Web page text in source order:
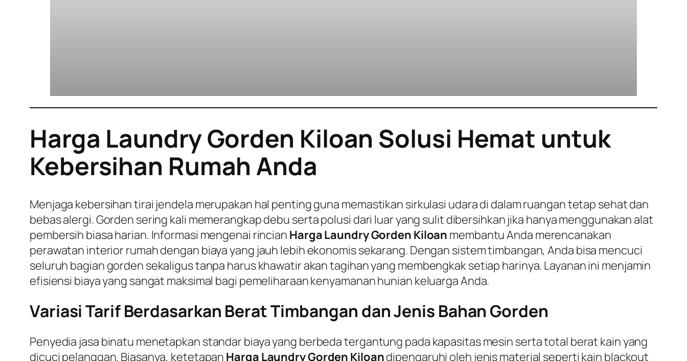
Harga Laundry Gorden Kiloan Solusi Hemat untuk
Kebersihan Rumah Anda
Menjaga kebersihan tirai jendela merupakan hal penting guna memastikan sirkulasi udara di dalam ruangan tetap sehat dan
bebas alergi. Gorden sering kali memerangkap debu serta polusi dari luar yang sulit dibersihkan jika hanya menggunakan alat
pembersih biasa harian. Informasi mengenai rincian Harga Laundry Gorden Kiloan membantu Anda merencanakan
perawatan interior rumah dengan biaya yang jauh lebih ekonomis sekarang. Dengan sistem timbangan, Anda bisa mencuci
seluruh bagian gorden sekaligus tanpa harus khawatir akan tagihan yang membengkak setiap harinya. Layanan ini menjamin
efisiensi biaya yang sangat maksimal bagi pemeliharaan kenyamanan hunian keluarga Anda.
Variasi Tarif Berdasarkan Berat Timbangan dan Jenis Bahan Gorden
Penyedia jasa binatu menetapkan standar biaya yang berbeda tergantung pada kapasitas mesin serta total berat kain yang
dicuci pelanggan. Biasanya, ketetapan Harga Laundry Gorden Kiloandipengaruhi oleh jenis material seperti kain blackout